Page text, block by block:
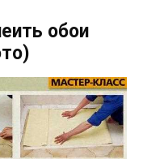
обои